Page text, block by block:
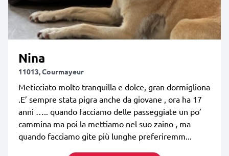
Nina
11013, Courmayeur
Meticciato molto tranquilla e dolce, gran dormigliona
.E’ sempre stata pigra anche da giovane , ora ha 17
anni ….. quando facciamo delle passeggiate un po’
cammina ma poi la mettiamo nel suo zaino , ma
quando facciamo gite più lunghe preferiremm...